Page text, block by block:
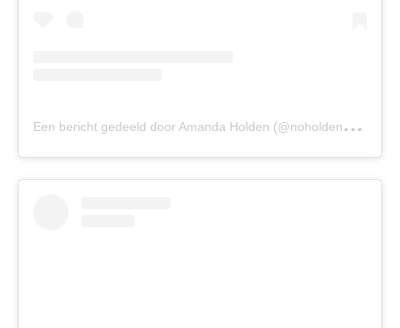
E
en bericht gedeeld door Amanda Holden (@noholdenback)